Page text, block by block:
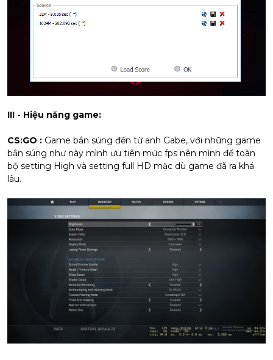
III - Hiệu năng game:
CS:GO : Game bắn súng đến từ anh Gabe, với những game
bắn súng như này mình ưu tiên mức fps nên mình để toàn
bộ setting High và setting full HD mặc dù game đã ra khá
lâu.